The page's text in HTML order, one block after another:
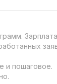
и пошаговое.